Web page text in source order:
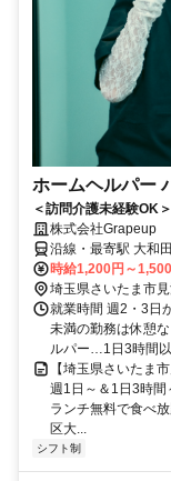
ホームヘルパー
＜訪問介護未経験OK
給＆ランチ無料で食べ
株式会社Grapeup
沿線・最寄駅 大和
時給1,200円～
埼玉県さいたま市
就業時間 週2・3日
未満の勤務は休憩
ルパー…1日3時間
【埼玉県さいた
週1日～＆1日3時
ランチ無料で食べ
区大...
シフト制